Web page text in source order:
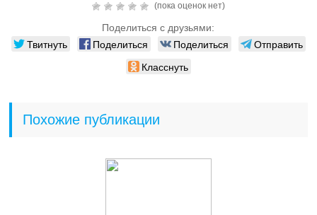
(пока оценок нет)
Поделиться с друзьями:
Твитнуть Поделиться Поделиться
Отправить
Класснуть
Похожие публикации